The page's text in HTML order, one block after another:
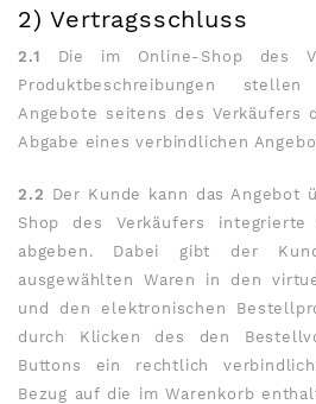
2) Vertragsschluss
2.1 Die im Online-Shop des
Produktbeschreibungen
Angebote seitens des Verkäufers
Abgabe eines verbindlichen
2.2 Der Kunde kann das Angebot
Shop des Verkäufers integrierte
abgeben. Dabei gibt der
ausgewählten Waren in den
und den elektronischen
durch Klicken des den
Buttons ein rechtlich
Bezug auf die im Warenkorb